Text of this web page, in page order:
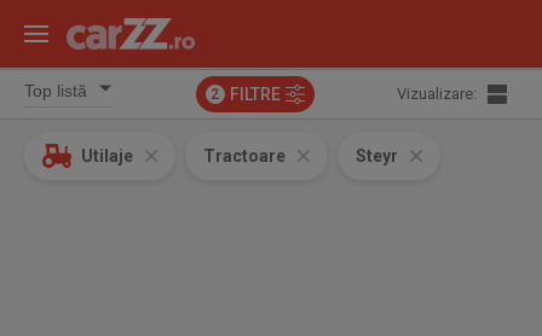
2 FILTRE Vizualizare:
Utilaje Tractoare Steyr